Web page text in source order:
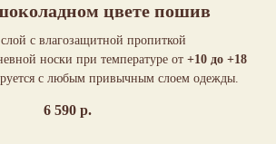
цвете пошив
с влагозащитной пропиткой
носки при температуре от+10 до +18
с любым привычным слоем одежды.
6 590 р.